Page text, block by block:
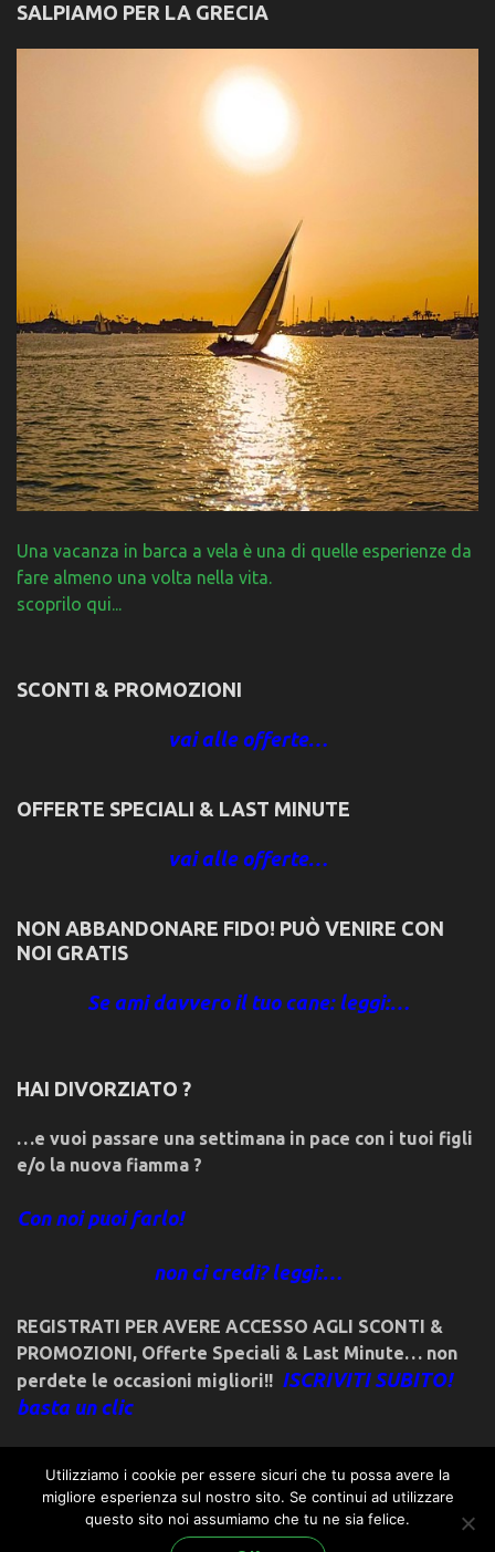
SALPIAMO PER LA GRECIA
Una vacanza in barca a vela è una di quelle esperienze da
fare almeno una volta nella vita.
scoprilo qui...
SCONTI & PROMOZIONI
vai alle offerte…
OFFERTE SPECIALI & LAST MINUTE
vai alle offerte…
NON ABBANDONARE FIDO! PUÒ VENIRE CON
NOI GRATIS
Se ami davvero il tuo cane: leggi:…
HAI DIVORZIATO ?
…e vuoi passare una settimana in pace con i tuoi figli
e/o la nuova fiamma ?
Con noi puoi farlo!
non ci credi? leggi:…
REGISTRATI PER AVERE ACCESSO AGLI SCONTI &
PROMOZIONI, Offerte Speciali & Last Minute… non
perdete le occasioni migliori!! ISCRIVITI SUBITO!
basta un clic
© 2018friulivg.it. -*- By ST.GEORGE.DRAGONSLAYER LLC -*-
admin@st-george-dragonslayer.com
Utilizziamo i cookie per essere sicuri che tu possa avere la
migliore esperienza sul nostro sito. Se continui ad utilizzare
questo sito noi assumiamo che tu ne sia felice.